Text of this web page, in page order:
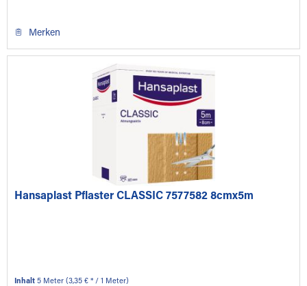
Merken
Hansaplast Pflaster CLASSIC 7577582 8cmx5m
Inhalt5 Meter(3,35 € * / 1 Meter)